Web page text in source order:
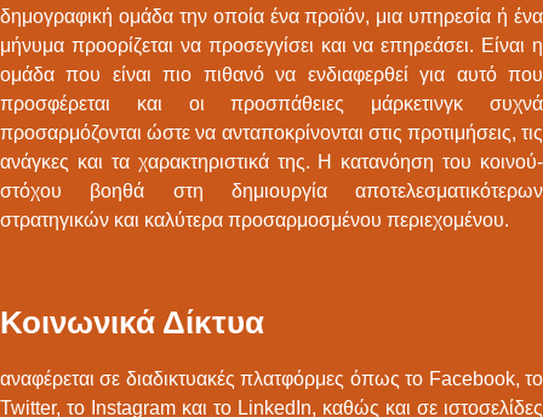
δημογραφική ομάδα την οποία ένα προϊόν, μια υπηρεσία ή ένα
μήνυμα προορίζεται να προσεγγίσει και να επηρεάσει. Είναι η
ομάδα που είναι πιο πιθανό να ενδιαφερθεί για αυτό που
προσφέρεται και οι προσπάθειες μάρκετινγκ συχνά
προσαρμόζονται ώστε να ανταποκρίνονται στις προτιμήσεις, τις
ανάγκες και τα χαρακτηριστικά της. Η κατανόηση του κοινού-
στόχου βοηθά στη δημιουργία αποτελεσματικότερων
στρατηγικών και καλύτερα προσαρμοσμένου περιεχομένου.
Κοινωνικά Δίκτυα
αναφέρεται σε διαδικτυακές πλατφόρμες όπως το Facebook, το
Twitter, το Instagram και το LinkedIn, καθώς και σε ιστοσελίδες